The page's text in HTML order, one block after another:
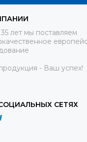
лет мы поставляем
- Ваш успех!
СЕТЯХ